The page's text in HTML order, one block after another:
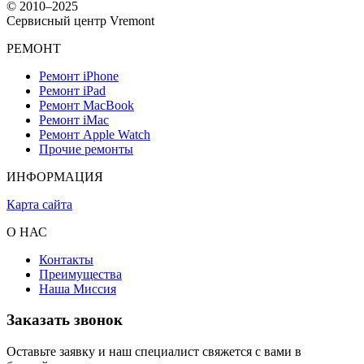
```
© 2010–2025
Сервисный центр Vremont
РЕМОНТ
Ремонт iPhone
Ремонт iPad
Ремонт MacBook
Ремонт iMac
Ремонт Apple Watch
Прочие ремонты
ИНФОРМАЦИЯ
Карта сайта
О НАС
Контакты
Преимущества
Наша Миссия
Заказать звонок
Оставьте заявку и наш специалист свяжется с вами в